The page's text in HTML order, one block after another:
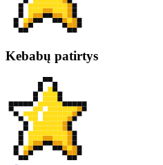
Kebabų patirtys